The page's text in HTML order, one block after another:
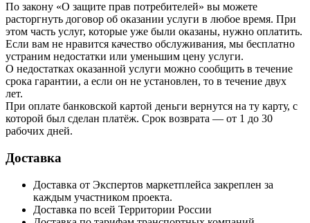
По закону «О защите прав потребителей» вы можете
расторгнуть договор об оказании услуги в любое время. При
этом часть услуг, которые уже были оказаны, нужно оплатить.
Если вам не нравится качество обслуживания, мы бесплатно
устраним недостатки или уменьшим цену услуги.
О недостатках оказанной услуги можно сообщить в течение
срока гарантии, а если он не установлен, то в течение двух
лет.
При оплате банковской картой деньги вернутся на ту карту, с
которой был сделан платёж. Срок возврата — от 1 до 30
рабочих дней.
Доставка
Доставка от Экспертов маркетплейса закреплен за
каждым участником проекта.
Доставка по всей Территории России